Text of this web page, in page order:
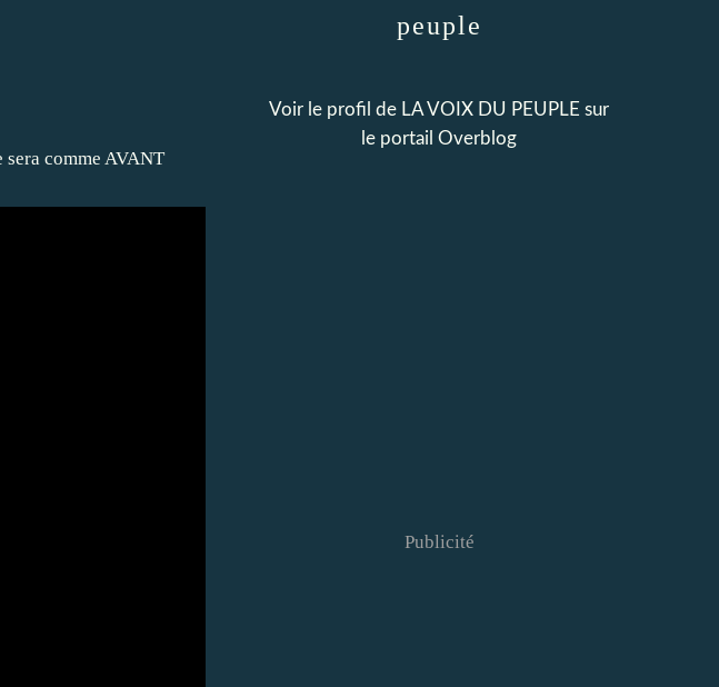
peuple
Voir le profil de LA VOIX DU PEUPLE sur
le portail Overblog
Publicité